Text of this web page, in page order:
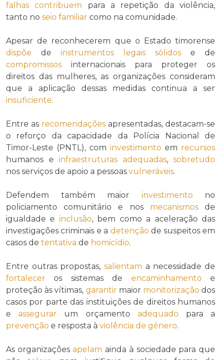
falhas contribuem para a repetição da violência,
tanto no seio familiar como na comunidade.
Apesar de reconhecerem que o Estado timorense
dispõe de instrumentos legais sólidos e de
compromissos internacionais para proteger os
direitos das mulheres, as organizações consideram
que a aplicação dessas medidas continua a ser
insuficiente.
Entre as recomendações apresentadas, destacam-se
o reforço da capacidade da Polícia Nacional de
Timor-Leste (PNTL), com investimento em recursos
humanos e infraestruturas adequadas, sobretudo
nos serviços de apoio a pessoas vulneráveis.
Defendem também maior investimento no
policiamento comunitário e nos mecanismosde
igualdade e inclusão, bem como a aceleração das
investigações criminais e a detenção de suspeitos em
casos de tentativa de homicídio.
Entre outras propostas, salientam a necessidade de
fortalecer os sistemas de encaminhamento e
proteção às vítimas, garantirmaior monitorização dos
casos por parte das instituições de direitos humanos
eassegurar um orçamento adequado para a
prevenção e resposta à violência de género.
As organizaçõesapelam ainda à sociedade para que